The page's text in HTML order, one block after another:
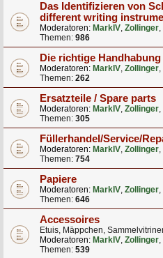
Das Identifizieren von
different writing
Moderatoren: MarkIV, Zollinger,
Themen: 986
Die richtige
Moderatoren: MarkIV, Zollinger,
Themen: 262
Ersatzteile / Spare parts
Moderatoren: MarkIV, Zollinger,
Themen: 305
Füllerhandel/Service/
Moderatoren: MarkIV, Zollinger,
Themen: 754
Papiere
Moderatoren: MarkIV, Zollinger,
Themen: 646
Accessoires
Etuis, Mäppchen,
Moderatoren: MarkIV, Zollinger,
Themen: 539